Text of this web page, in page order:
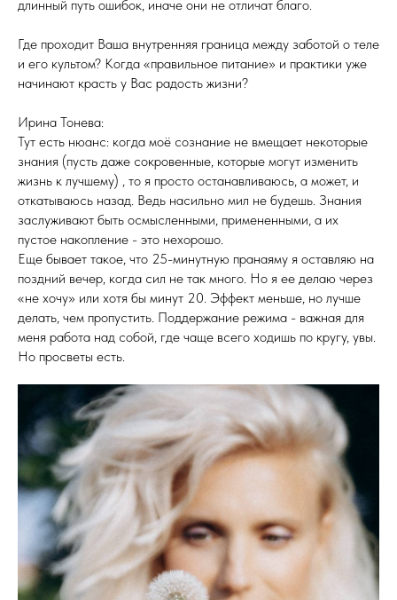
длинный путь ошибок, иначе они не отличат благо.
Где проходит Ваша внутренняя граница между заботой о теле
и его культом? Когда «правильное питание» и практики уже
начинают красть у Вас радость жизни?
Ирина Тонева:
Тут есть нюанс: когда моё сознание не вмещает некоторые
знания (пусть даже сокровенные, которые могут изменить
жизнь к лучшему) , то я просто останавливаюсь, а может, и
откатываюсь назад. Ведь насильно мил не будешь. Знания
заслуживают быть осмысленными, примененными, а их
пустое накопление - это нехорошо.
Еще бывает такое, что 25-минутную пранаяму я оставляю на
поздний вечер, когда сил не так много. Но я ее делаю через
«не хочу» или хотя бы минут 20. Эффект меньше, но лучше
делать, чем пропустить. Поддержание режима - важная для
меня работа над собой, где чаще всего ходишь по кругу, увы.
Но просветы есть.